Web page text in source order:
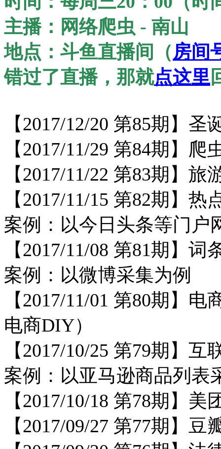
主播：网络爬虫 - 南山
地点：斗鱼直播间（房间
错过了直播，那就点这里
【2017/12/20 第85期】
【2017/11/29 第84期】
【2017/11/22 第83期】旅
【2017/11/15 第82期】热
案例：以今日头条等门户
【2017/11/08 第81期】词
案例：以微博采集为例
【2017/11/01 第80期】
电商DIY）
【2017/10/25 第79期】
案例：以亚马逊商品列表
【2017/10/18 第78期】美
【2017/09/27 第77期】豆